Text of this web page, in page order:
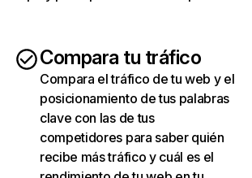
Compara tu tráfico
Compara el tráfico de tu web y el
posicionamiento de tus palabras
clave con las de tus
competidores para saber quién
recibe más tráfico y cuál es el